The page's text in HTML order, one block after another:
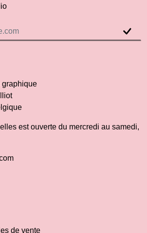
graphique
est ouverte du mercredi au samedi,
de vente